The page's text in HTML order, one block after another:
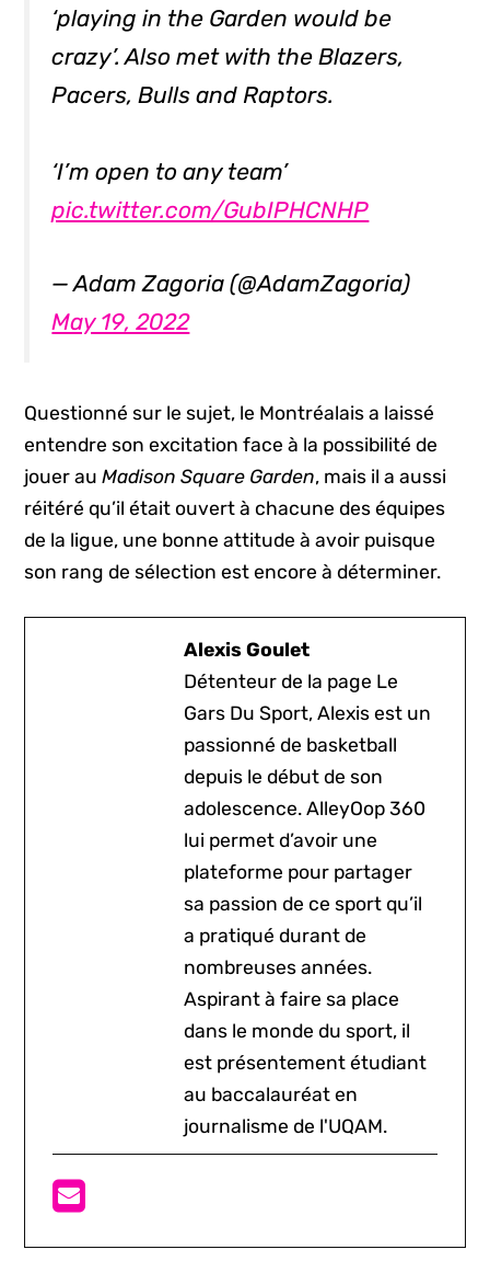
‘playing in the Garden would be
crazy’. Also met with the Blazers,
Pacers, Bulls and Raptors.
‘I’m open to any team’
pic.twitter.com/GubIPHCNHP
— Adam Zagoria (@AdamZagoria)
May 19, 2022
Questionné sur le sujet, le Montréalais a laissé
entendre son excitation face à la possibilité de
jouer auMadison Square Garden, mais il a aussi
réitéré qu’il était ouvert à chacune des équipes
de la ligue, une bonne attitude à avoir puisque
son rang de sélection est encore à déterminer.
Alexis Goulet
Détenteur de la page Le
Gars Du Sport, Alexis est un
passionné de basketball
depuis le début de son
adolescence. AlleyOop 360
lui permet d’avoir une
plateforme pour partager
sa passion de ce sport qu’il
a pratiqué durant de
nombreuses années.
Aspirant à faire sa place
dans le monde du sport, il
est présentement étudiant
au baccalauréat en
journalisme de l'UQAM.